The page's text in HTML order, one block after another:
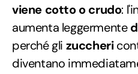
viene cotto o crudo:
aumenta leggermente
perché gli zuccheri
diventano